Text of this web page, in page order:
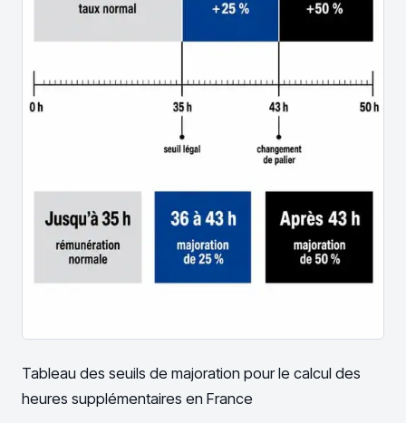
Tableau des seuils de majoration pour le calcul des
heures supplémentaires en France